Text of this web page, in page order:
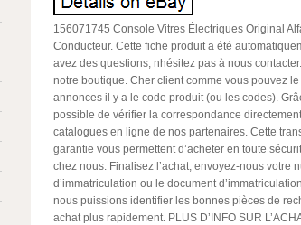
156071745 Console Vitres Électriques Original
Conducteur. Cette fiche produit a été
avez des questions, nhésitez pas à nous
notre boutique. Cher client comme vous pouvez
annonces il y a le code produit (ou les codes).
possible de vérifier la correspondance
catalogues en ligne de nos partenaires. Cette
garantie vous permettent d’acheter en toute
chez nous. Finalisez l’achat, envoyez-nous votre
d’immatriculation ou le document
nous puissions identifier les bonnes pièces de
achat plus rapidement. PLUS D’INFO SUR